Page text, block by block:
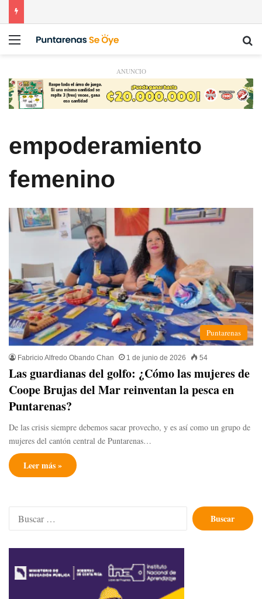
Menú
ANUNCIO
empoderamiento
femenino
Puntarenas
Fabricio Alfredo Obando Chan 1 de junio de 2026 54
Las guardianas del golfo: ¿Cómo las mujeres de
Coope Brujas del Mar reinventan la pesca en
Puntarenas? ​
​De las crisis siempre debemos sacar provecho, y es así como un grupo de
mujeres del cantón central de Puntarenas…
Leer más »
Buscar: